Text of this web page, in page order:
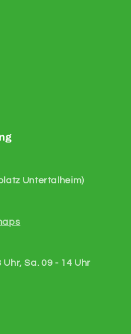
Untertalheim)
Uhr, Sa. 09 - 14 Uhr